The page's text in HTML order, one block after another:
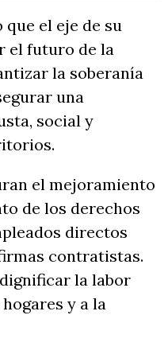
el eje de su
el futuro de la
la soberanía
una
social y
el mejoramiento
de los derechos
directos
contratistas.
la labor
y a la